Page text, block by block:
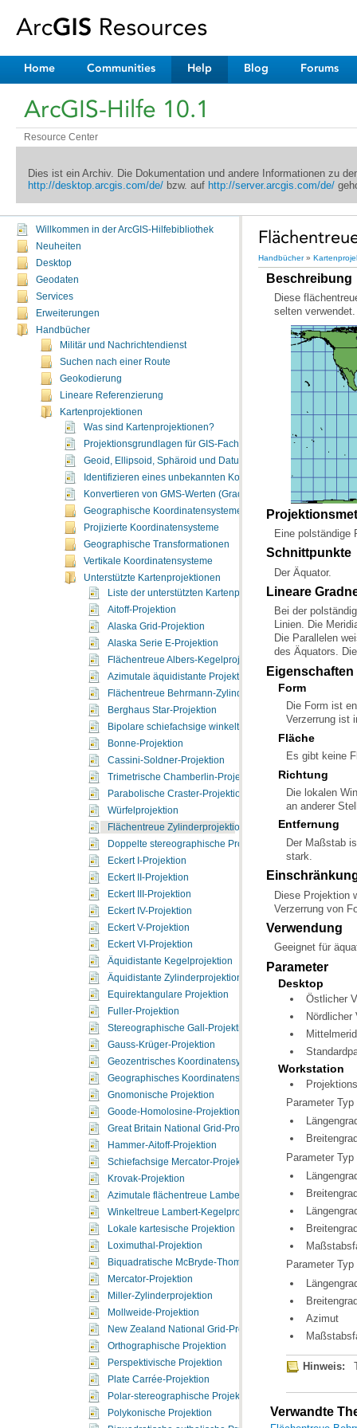
Home Communities Help Blog Forums
ArcGIS-Hilfe 10.1
Resource Center
Dies ist ein Archiv. Die Dokumentation und andere Informationen zu
http://desktop.arcgis.com/de/bzw. auf http://server.arcgis.com/de/
Willkommen in der ArcGIS-Hilfebibliothek
Neuheiten
Desktop
Geodaten
Services
Erweiterungen
Handbücher
Militär und Nachrichtendienst
Suchen nach einer Route
Geokodierung
Lineare Referenzierung
Kartenprojektionen
Was sind Kartenprojektionen?
Projektionsgrundlagen für GIS-Fachleute
Geoid, Ellipsoid, Sphäroid und Datum
Identifizieren eines unbekannten Koordinatensystems
Konvertieren von GMS-Werten (Grad, Minuten, Sekunden) in
Geographische Koordinatensysteme
Projizierte Koordinatensysteme
Geographische Transformationen
Vertikale Koordinatensysteme
Unterstützte Kartenprojektionen
Liste der unterstützten Kartenprojektionen
Aitoff-Projektion
Alaska Grid-Projektion
Alaska Serie E-Projektion
Flächentreue Albers-Kegelprojektion
Azimutale äquidistante Projektion
Flächentreue Behrmann-Zylinderprojektion
Berghaus Star-Projektion
Bipolare schiefachsige winkeltreue Kegelprojektion
Bonne-Projektion
Cassini-Soldner-Projektion
Trimetrische Chamberlin-Projektion
Parabolische Craster-Projektion
Würfelprojektion
Flächentreue Zylinderprojektion
Doppelte stereographische Projektion
Eckert I-Projektion
Eckert II-Projektion
Eckert III-Projektion
Eckert IV-Projektion
Eckert V-Projektion
Eckert VI-Projektion
Äquidistante Kegelprojektion
Äquidistante Zylinderprojektion
Equirektangulare Projektion
Fuller-Projektion
Stereographische Gall-Projektion
Gauss-Krüger-Projektion
Geozentrisches Koordinatensystem
Geographisches Koordinatensystem
Gnomonische Projektion
Goode-Homolosine-Projektion
Great Britain National Grid-Projektion
Hammer-Aitoff-Projektion
Schiefachsige Mercator-Projektion nach Hotine
Krovak-Projektion
Azimutale flächentreue Lambert-Projektion
Winkeltreue Lambert-Kegelprojektion
Lokale kartesische Projektion
Loximuthal-Projektion
Biquadratische McBryde-Thomas-Projektion mit Pollinie
Mercator-Projektion
Miller-Zylinderprojektion
Mollweide-Projektion
New Zealand National Grid-Projektion
Orthographische Projektion
Perspektivische Projektion
Plate Carrée-Projektion
Polar-stereographische Projektion
Polykonische Projektion
Handbücher»
Beschreibung
selten verwendet.
Eine polständige
Schnittpunkte
Der Äquator.
Lineare
des Äquators.
Eigenschaften
Form
Verzerrung ist
Fläche
Es gibt keine
Richtung
an anderer
Entfernung
stark.
Verzerrung von
Verwendung
Geeignet für
Parameter
Desktop
Östlicher
Nördlicher
Workstation
Parameter Typ
Parameter Typ
Parameter Typ
Azimut
Hinweis:
Verwandte